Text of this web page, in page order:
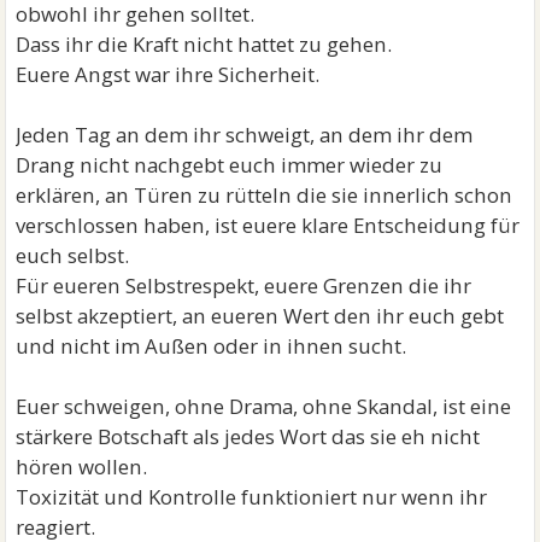
obwohl ihr gehen solltet.
Dass ihr die Kraft nicht hattet zu gehen.
Euere Angst war ihre Sicherheit.
Jeden Tag an dem ihr schweigt, an dem ihr dem
Drang nicht nachgebt euch immer wieder zu
erklären, an Türen zu rütteln die sie innerlich schon
verschlossen haben, ist euere klare Entscheidung für
euch selbst.
Für eueren Selbstrespekt, euere Grenzen die ihr
selbst akzeptiert, an eueren Wert den ihr euch gebt
und nicht im Außen oder in ihnen sucht.
Euer schweigen, ohne Drama, ohne Skandal, ist eine
stärkere Botschaft als jedes Wort das sie eh nicht
hören wollen.
Toxizität und Kontrolle funktioniert nur wenn ihr
reagiert.